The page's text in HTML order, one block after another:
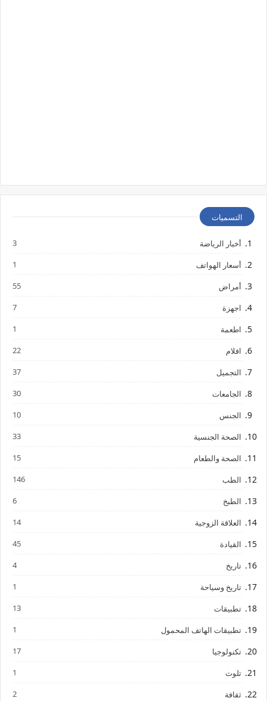
التسميات
أخبار الرياضة 3
أسعار الهواتف 1
أمراض 55
اجهزة 7
اطعمة 1
افلام 22
التجميل 37
الجامعات 30
الجنس 10
الصحة الجنسية 33
الصحة والطعام 15
الطب 146
الطبخ 6
العلاقة الزوجية 14
القيادة 45
تاريخ 4
تاريخ وسياحة 1
تطبيقات 13
تطبيقات الهاتف المحمول 1
تكنولوجيا 17
تلوث 1
ثقافة 2